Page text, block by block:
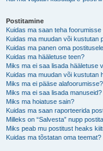
Postitamine
Kuidas ma saan teha
Kuidas ma muudan või kustutan
Kuidas ma panen oma
Kuidas ma hääletuse teen?
Miks ma ei saa lisada hääletuse
Kuidas ma muudan või kustutan
Miks ma ei pääse alafoorumisse?
Miks ma ei saa lisada manuseid?
Miks ma hoiatuse sain?
Kuidas ma saan raporteerida
Milleks on “Salvesta” nupp
Miks peab mu postitust heaks
Kuidas ma tõstatan oma teemat?